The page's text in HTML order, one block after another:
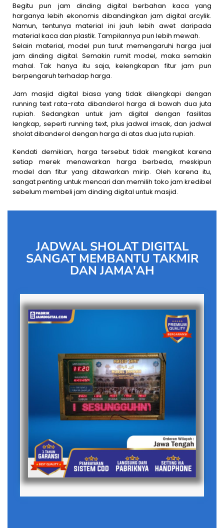
Begitu pun jam dinding digital berbahan kaca yang
harganya lebih ekonomis dibandingkan jam digital arcylik.
Namun, tentunya material ini jauh lebih awet daripada
material kaca dan plastik. Tampilannya pun lebih mewah.
Selain material, model pun turut memengaruhi harga jual
jam dinding digital. Semakin rumit model, maka semakin
mahal. Tak hanya itu saja, kelengkapan fitur jam pun
berpengaruh terhadap harga.
Jam masjid digital biasa yang tidak dilengkapi dengan
running text rata-rata dibanderol harga di bawah dua juta
rupiah. Sedangkan untuk jam digital dengan fasilitas
lengkap, seperti running text, plus jadwal imsak, dan jadwal
sholat dibanderol dengan harga di atas dua juta rupiah.
Kendati demikian, harga tersebut tidak mengikat karena
setiap merek menawarkan harga berbeda, meskipun
model dan fitur yang ditawarkan mirip. Oleh karena itu,
sangat penting untuk mencari dan memilih toko jam kredibel
sebelum membeli jam dinding digital untuk masjid.
JADWAL SHOLAT DIGITAL
SANGAT MEMBANTU TAKMIR
DAN JAMA'AH